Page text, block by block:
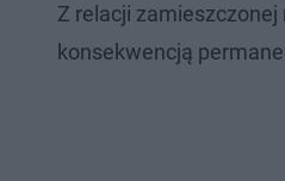
Z relacji zamieszczonej
konsekwencją